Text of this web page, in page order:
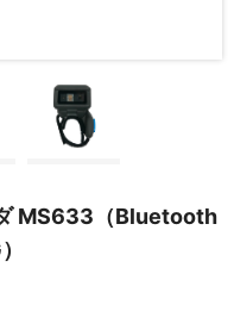
MS633（Bluetooth